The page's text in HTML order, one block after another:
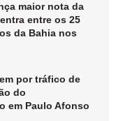
maior nota da
entre os 25
da Bahia nos
por tráfico de
do
em Paulo Afonso